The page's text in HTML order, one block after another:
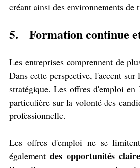
créant ainsi des environnements
5.   Formation continue
Les entreprises comprennent de
Dans cette perspective, l'accent
stratégique. Les offres d'emploi en
particulière sur la volonté des
professionnelle.
Les offres d'emploi ne se
également des opportunités